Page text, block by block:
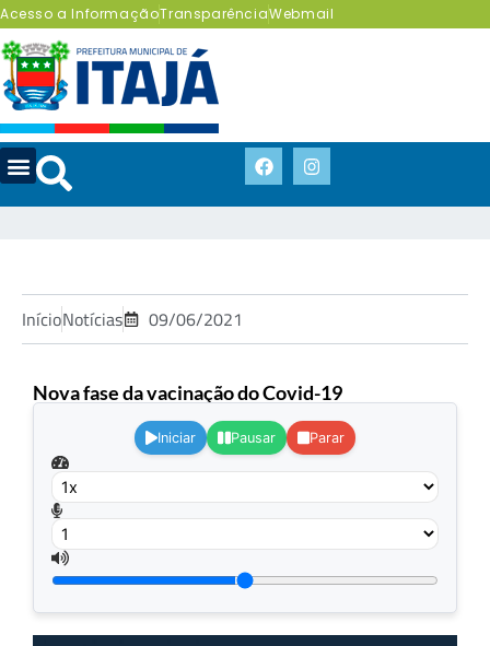
Acesso a InformaçãoTransparênciaWebmail
InícioNotícias 09/06/2021
Nova fase da vacinação do Covid-19
Iniciar Pausar Parar